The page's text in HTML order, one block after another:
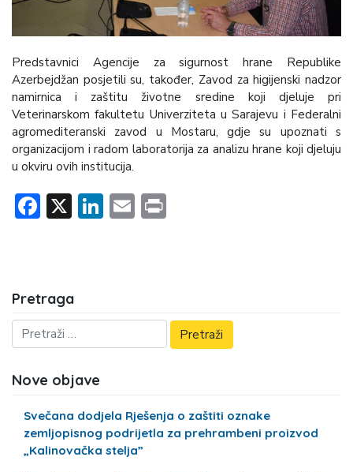
Predstavnici Agencije za sigurnost hrane Republike
Azerbejdžan posjetili su, također, Zavod za higijenski nadzor
namirnica i zaštitu životne sredine koji djeluje pri
Veterinarskom fakultetu Univerziteta u Sarajevu i Federalni
agromediteranski zavod u Mostaru, gdje su upoznati s
organizacijom i radom laboratorija za analizu hrane koji djeluju
u okviru ovih institucija.
Facebook
X LinkedIn
Email
Pretraga
Nove objave
Svečana dodjela Rješenja o zaštiti oznake
zemljopisnog podrijetla za prehrambeni proizvod
„Kalinovačka stelja”